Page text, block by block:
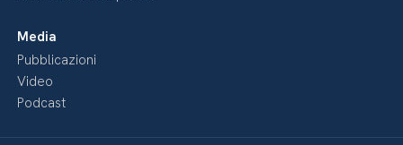
Media
Pubblicazioni
Video
Podcast